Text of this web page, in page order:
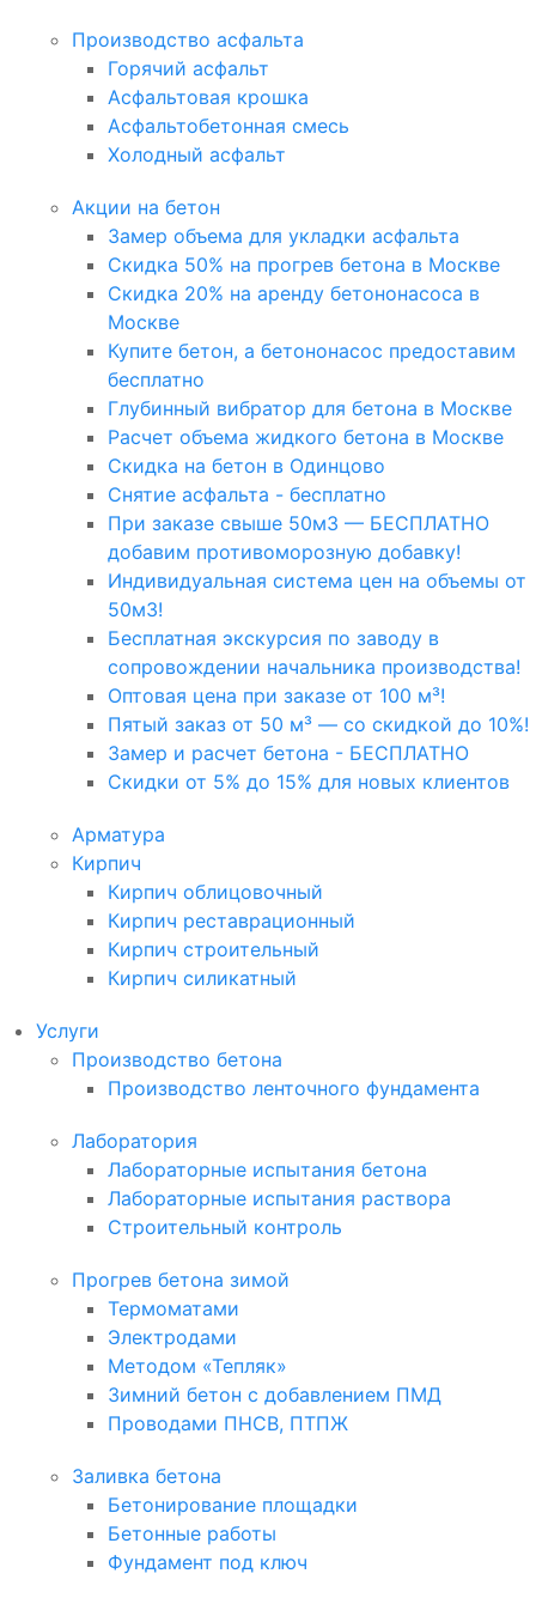
Производство асфальта
Горячий асфальт
Асфальтовая крошка
Асфальтобетонная смесь
Холодный асфальт
Акции на бетон
Замер объема для укладки асфальта
Скидка 50% на прогрев бетона в Москве
Скидка 20% на аренду бетононасоса в
Москве
Купите бетон, а бетононасос предоставим
бесплатно
Глубинный вибратор для бетона в Москве
Расчет объема жидкого бетона в Москве
Скидка на бетон в Одинцово
Снятие асфальта - бесплатно
При заказе свыше 50м3 — БЕСПЛАТНО
добавим противоморозную добавку!
Индивидуальная система цен на объемы от
50м3!
Бесплатная экскурсия по заводу в
сопровождении начальника производства!
Оптовая цена при заказе от 100 м³!
Пятый заказ от 50 м³ — со скидкой до 10%!
Замер и расчет бетона - БЕСПЛАТНО
Скидки от 5% до 15% для новых клиентов
Арматура
Кирпич
Кирпич облицовочный
Кирпич реставрационный
Кирпич строительный
Кирпич силикатный
Услуги
Производство бетона
Производство ленточного фундамента
Лаборатория
Лабораторные испытания бетона
Лабораторные испытания раствора
Строительный контроль
Прогрев бетона зимой
Термоматами
Электродами
Методом «Тепляк»
Зимний бетон с добавлением ПМД
Проводами ПНСВ, ПТПЖ
Заливка бетона
Бетонирование площадки
Бетонные работы
Фундамент под ключ